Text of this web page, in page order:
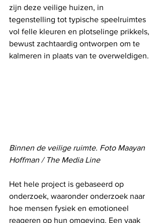
zijn deze veilige huizen, in
tegenstelling tot typische speelruimtes
vol felle kleuren en plotselinge prikkels,
bewust zachtaardig ontworpen om te
kalmeren in plaats van te overweldigen.
Binnen de veilige ruimte. Foto Maayan
Hoffman / The Media Line
Het hele project is gebaseerd op
onderzoek, waaronder onderzoek naar
hoe mensen fysiek en emotioneel
reageren op hun omgeving. Een vaak